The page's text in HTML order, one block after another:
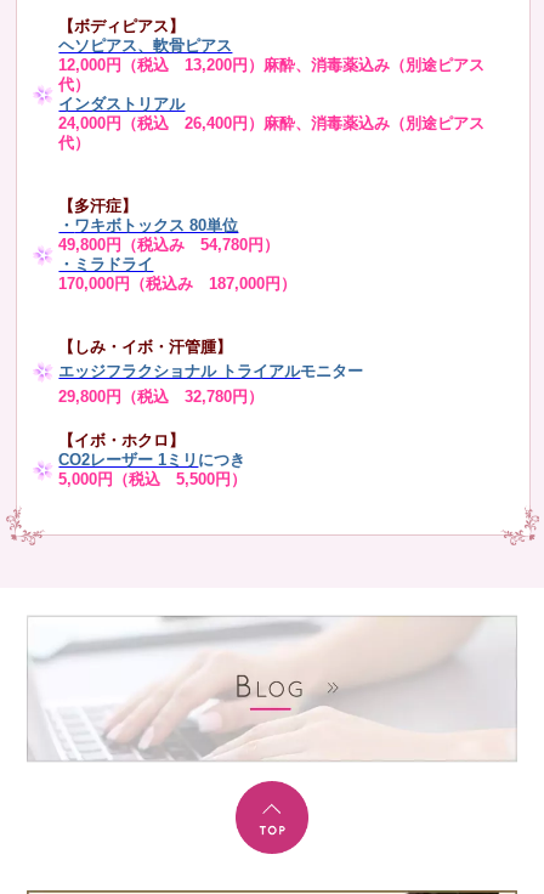
【ボディピアス】
ヘソピアス、軟骨ピアス
12,000円（税込 13,200円）麻酔、消毒薬込み（別途ピアス
代）
インダストリアル
24,000円（税込 26,400円）麻酔、消毒薬込み（別途ピアス
代）
【多汗症】
・ ワキボトックス 80単位
49,800円（税込み 54,780円）
・ミラドライ
170,000円（税込み 187,000円）
【しみ・イボ・汗管腫】
エッジフラクショナル トライアルモニター
29,800円（税込 32,780円）
【イボ・ホクロ】
CO2レーザー 1ミリ につき
5,000円（税込 5,500円）